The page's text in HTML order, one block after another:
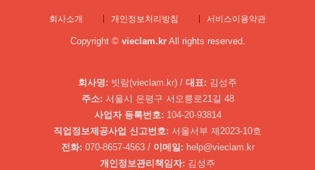
회사소개 개인정보처리방침 서비스이용약관
Copyright © vieclam.krAll rights reserved.
회사명: 빗람(vieclam.kr) / 대표: 김성주
주소: 서울시 은평구 서오릉로21길 48
사업자 등록번호: 104-20-93814
직업정보제공사업 신고번호: 서울서부 제2023-10호
전화: 070-8657-4563 / 이메일: help@vieclam.kr
개인정보관리책임자: 김성주